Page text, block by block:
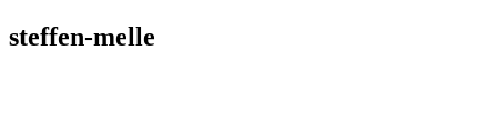
steffen-melle